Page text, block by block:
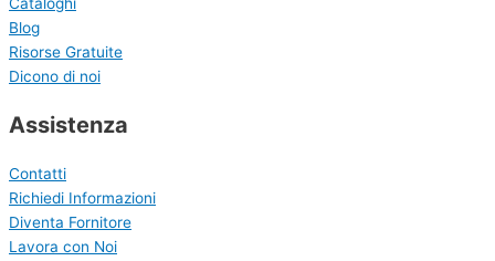
Cataloghi
Blog
Risorse Gratuite
Dicono di noi
Assistenza
Contatti
Richiedi Informazioni
Diventa Fornitore
Lavora con Noi